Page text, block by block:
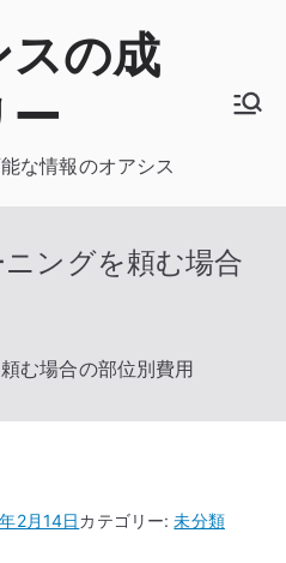
スの成
な情報のオアシス
ングを頼む場合
む場合の部位別費用
2月14日カテゴリー:未分類